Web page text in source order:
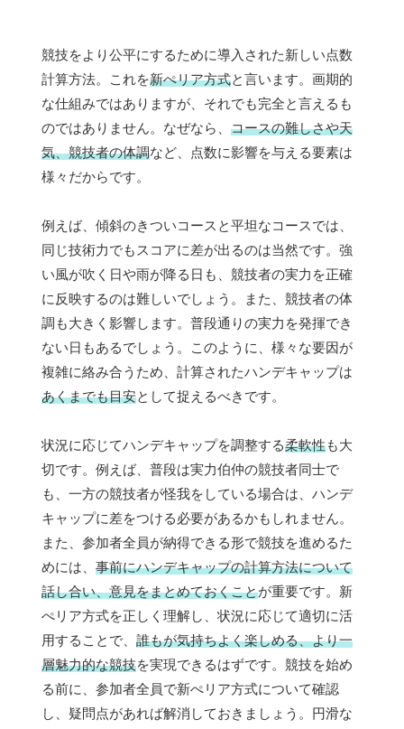
競技をより公平にするために導入された新しい点数
計算方法。これを新ぺリア方式と言います。画期的
な仕組みではありますが、それでも完全と言えるも
のではありません。なぜなら、 コースの難しさや天
気、競技者の体調など、点数に影響を与える要素は
様々だからです。
例えば、傾斜のきついコースと平坦なコースでは、
同じ技術力でもスコアに差が出るのは当然です。強
い風が吹く日や雨が降る日も、競技者の実力を正確
に反映するのは難しいでしょう。また、競技者の体
調も大きく影響します。普段通りの実力を発揮でき
ない日もあるでしょう。このように、様々な要因が
複雑に絡み合うため、計算されたハンデキャップは
あくまでも目安として捉えるべきです。
状況に応じてハンデキャップを調整する柔軟性も大
切です。例えば、普段は実力伯仲の競技者同士で
も、一方の競技者が怪我をしている場合は、ハンデ
キャップに差をつける必要があるかもしれません。
また、参加者全員が納得できる形で競技を進めるた
めには、 事前にハンデキャップの計算方法について
話し合い、意見をまとめておくことが重要です。新
ぺリア方式を正しく理解し、状況に応じて適切に活
用することで、 誰もが気持ちよく楽しめる、より一
層魅力的な競技を実現できるはずです。競技を始め
る前に、参加者全員で新ぺリア方式について確認
し、疑問点があれば解消しておきましょう。円滑な